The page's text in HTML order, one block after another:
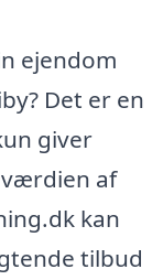
ejendom
Det er en
giver
værdien af
kan
tilbud